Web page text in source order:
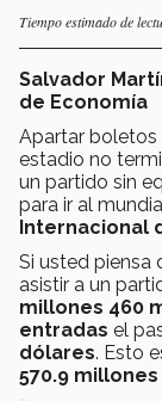
Tiempo estimado de
Salvador
de Economía
Apartar boletos
estadio no
un partido sin
para ir al
Internacional
Si usted piensa
asistir a un
millones 460
entradas el
dólares. Esto
570.9